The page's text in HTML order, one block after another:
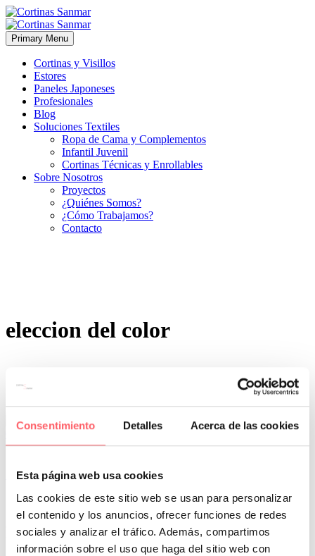
Consentimiento Detalles Acerca de las cookies
Esta página web usa cookies
Las cookies de este sitio web se usan para personalizar
el contenido y los anuncios, ofrecer funciones de redes
sociales y analizar el tráfico. Además, compartimos
información sobre el uso que haga del sitio web con
Primary Menu
Cortinas y Visillos
Estores
Paneles Japoneses
Profesionales
Blog
Soluciones Textiles
Ropa de Cama y Complementos
Infantil Juvenil
Cortinas Técnicas y Enrollables
Sobre Nosotros
Proyectos
¿Quiénes Somos?
¿Cómo Trabajamos?
Contacto
eleccion del color
0
Por San Mar Trucos y consejos
17 Sep:Elección acertada del color de tus cortinas
El color que escogemos para los visillos, cortinas o estores es
fundamental para marcar el estilo de una estancia. No es lo mismo
elegir colores claros, oscuros o estampados, así como el tipo de
tejido.